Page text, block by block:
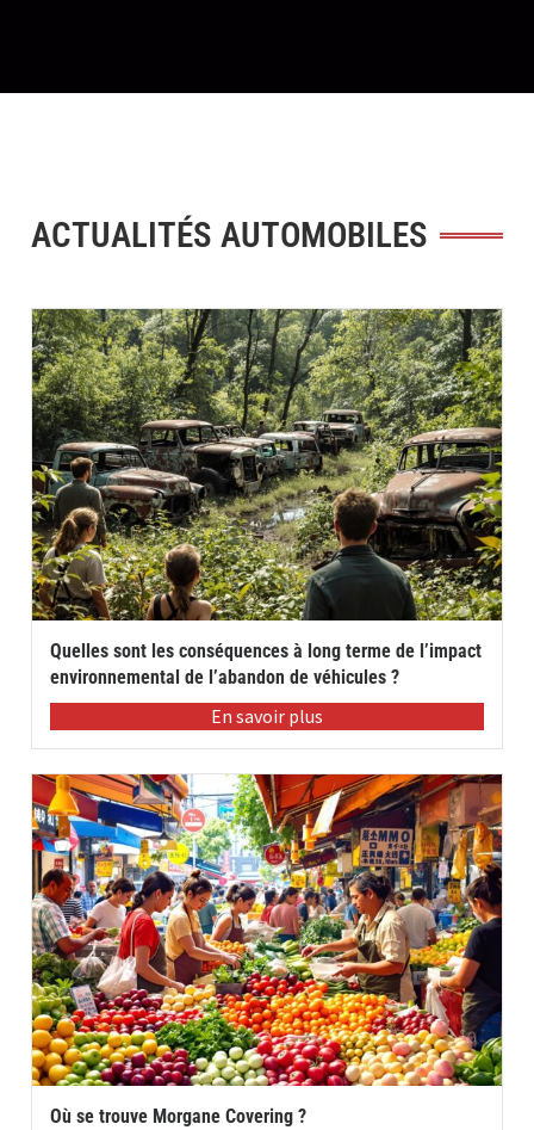
ACTUALITÉS AUTOMOBILES
Quelles sont les conséquences à long terme de l’impact
environnemental de l’abandon de véhicules ?
En savoir plus
Où se trouve Morgane Covering ?